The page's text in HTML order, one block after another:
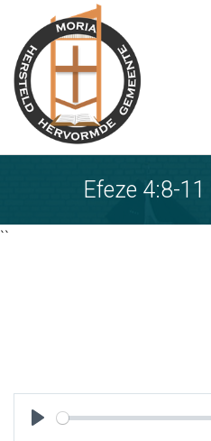
tekst
Efeze 4:8-11
``